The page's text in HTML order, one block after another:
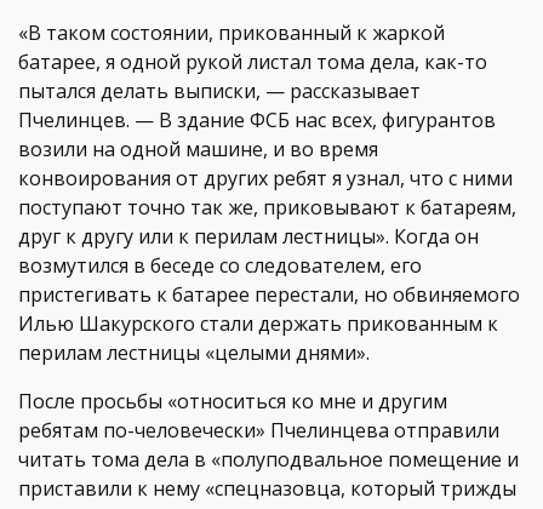
«В таком состоянии, прикованный к жаркой
батарее, я одной рукой листал тома дела, как-то
пытался делать выписки, — рассказывает
Пчелинцев. — В здание ФСБ нас всех, фигурантов
возили на одной машине, и во время
конвоирования от других ребят я узнал, что с ними
поступают точно так же, приковывают к батареям,
друг к другу или к перилам лестницы». Когда он
возмутился в беседе со следователем, его
пристегивать к батарее перестали, но обвиняемого
Илью Шакурского стали держать прикованным к
перилам лестницы «целыми днями».
После просьбы «относиться ко мне и другим
ребятам по-человечески» Пчелинцева отправили
читать тома дела в «полуподвальное помещение и
приставили к нему «спецназовца, который трижды